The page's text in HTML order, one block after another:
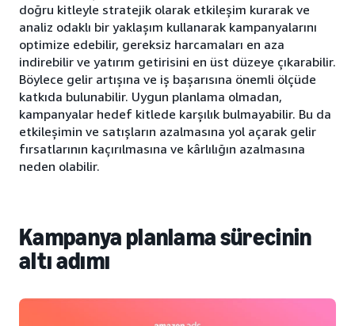
doğru kitleyle stratejik olarak etkileşim kurarak ve
analiz odaklı bir yaklaşım kullanarak kampanyalarını
optimize edebilir, gereksiz harcamaları en aza
indirebilir ve yatırım getirisini en üst düzeye çıkarabilir.
Böylece gelir artışına ve iş başarısına önemli ölçüde
katkıda bulunabilir. Uygun planlama olmadan,
kampanyalar hedef kitlede karşılık bulmayabilir. Bu da
etkileşimin ve satışların azalmasına yol açarak gelir
fırsatlarının kaçırılmasına ve kârlılığın azalmasına
neden olabilir.
Kampanya planlama sürecinin
altı adımı